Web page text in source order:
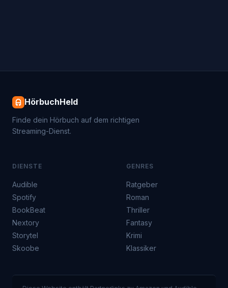
HörbuchHeld
Finde dein Hörbuch auf dem richtigen
Streaming-Dienst.
DIENSTE
Audible
Spotify
BookBeat
Nextory
Storytel
Skoobe
GENRES
Ratgeber
Roman
Thriller
Fantasy
Krimi
Klassiker